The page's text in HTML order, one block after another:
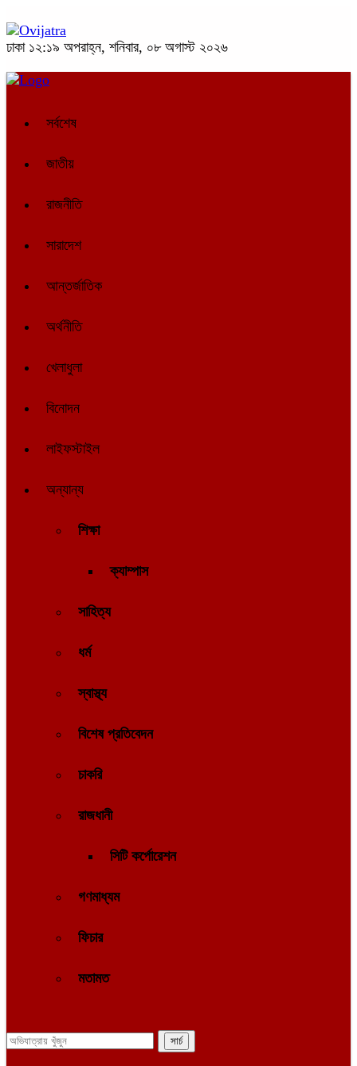
ঢাকা ১২:১৯ অপরাহ্ন, শনিবার, ০৮ অগাস্ট ২০২৬
সর্বশেষ
জাতীয়
রাজনীতি
সারাদেশ
আন্তর্জাতিক
অর্থনীতি
খেলাধুলা
বিনোদন
লাইফস্টাইল
অন্যান্য
শিক্ষা
ক্যাম্পাস
সাহিত্য
ধর্ম
স্বাস্থ্য
বিশেষ প্রতিবেদন
চাকরি
রাজধানী
সিটি কর্পোরেশন
গণমাধ্যম
ফিচার
মতামত